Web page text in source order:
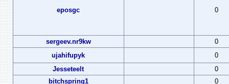
eposgc 0
sergeev.nr9kw
0
ujahifupyk
0
Jesseteelt
0
bitchspring1
0